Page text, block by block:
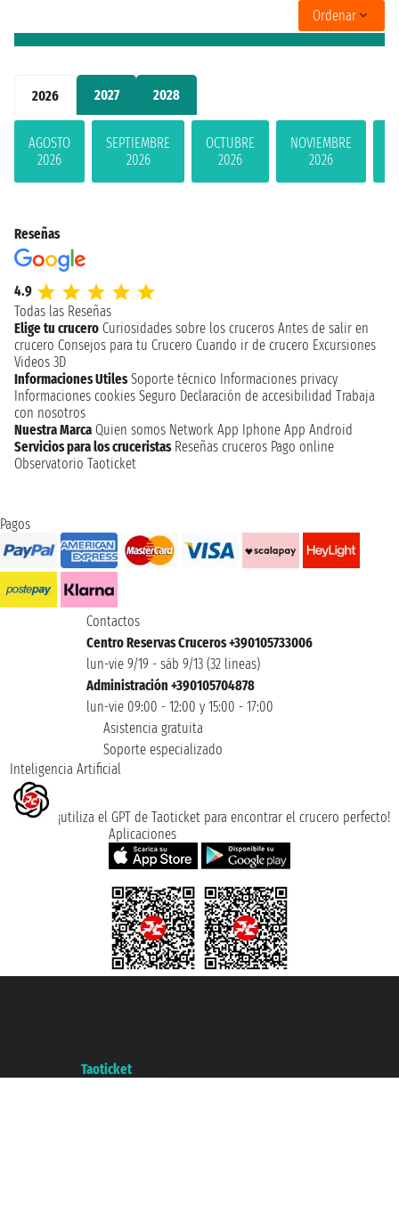
2026 2027 2028
AGOSTO
2026
SEPTIEMBRE
2026
OCTUBRE
2026
NOVIEMBRE
2026
Ordenar
Reseñas
4.9
Todas las Reseñas
Elige tu crucero Curiosidades sobre los cruceros Antes de salir en
crucero Consejos para tu Crucero Cuando ir de crucero Excursiones
Videos 3D
Informaciones Utiles Soporte técnico Informaciones privacy
Informaciones cookies Seguro Declaración de accesibilidad Trabaja
con nosotros
Nuestra Marca Quien somos Network App Iphone App Android
Servicios para los cruceristas Reseñas cruceros Pago online
Observatorio Taoticket
Pagos
Contactos
Centro Reservas Cruceros +390105733006
lun-vie 9/19 - sáb 9/13 (32 lineas)
Administración +390105704878
lun-vie 09:00 - 12:00 y 15:00 - 17:00
Asistencia gratuita
Soporte especializado
Inteligencia Artificial
¡utiliza el GPT de Taoticket para encontrar el crucero perfecto!
Aplicaciones
Taoticket